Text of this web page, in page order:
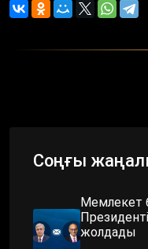
Соңғы
Мемлекет
жолдады